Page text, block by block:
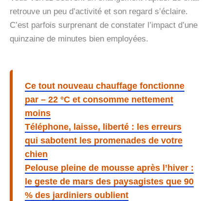
retrouve un peu d’activité et son regard s’éclaire.
C’est parfois surprenant de constater l’impact d’une
quinzaine de minutes bien employées.
Ce tout nouveau chauffage fonctionne
par – 22 °C et consomme nettement
moins
Téléphone, laisse, liberté : les erreurs
qui sabotent les promenades de votre
chien
Pelouse pleine de mousse après l’hiver :
le geste de mars des paysagistes que 90
% des jardiniers oublient